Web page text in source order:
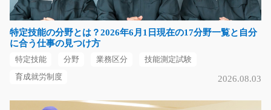
仕事です!(^^)!社会…
長期（3ヶ月以上）
時給1300円
岐阜県岐阜市
特定技能の分野とは？2026年6月1日現在の17分野一覧と自分
に合う仕事の見つけ方
特定技能 分野 業務区分 技能測定試験
育成就労制度 2026.08.03